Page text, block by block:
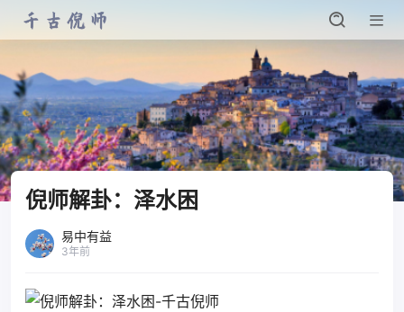
倪师解卦：泽水困
易中有益
3年前